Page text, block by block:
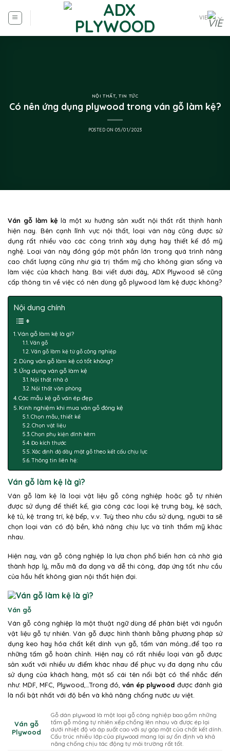
VIE
NỘI THẤT,TIN TỨC
Có nên ứng dụng plywood trong ván gỗ làm kệ?
POSTED ON 05/01/2023
Ván gỗ làm kệ là một xu hướng sản xuất nội thất rất thịnh hành
hiện nay. Bên cạnh lĩnh vực nội thất, loại ván này cũng được sử
dụng rất nhiều vào các công trình xây dựng hay thiết kế đồ mỹ
nghệ. Loại ván này đóng góp một phần lớn trong quá trình nâng
cao chất lượng cũng như giá trị thẩm mỹ cho không gian sống và
làm việc của khách hàng. Bài viết dưới đây, ADX Plywood sẽ cũng
cấp thông tin về việc có nên dùng gỗ plywood làm kệ được không?
Nội dung chính
Ván gỗ làm kệ là gì?
Ván gỗ
Ván gỗ làm kệ từ gỗ công nghiệp
Dùng ván gỗ làm kệ có tốt không?
Ứng dụng ván gỗ làm kệ
Nội thất nhà ở
Nội thất văn phòng
Các mẫu kệ gỗ ván ép đẹp
Kinh nghiệm khi mua ván gỗ đóng kệ
Chọn mẫu, thiết kế
Chọn vật liệu
Chọn phụ kiện đính kèm
Đo kích thước
Xác định độ dày mặt gỗ theo kết cấu chịu lực
Thông tin liên hệ:
Ván gỗ làm kệ là gì?
Ván gỗ làm kệ là loại vật liệu gỗ công nghiệp hoặc gỗ tự nhiên
được sử dụng để thiết kế, gia công các loại kệ trưng bày, kệ sách,
kệ tủ, kệ trang trí, kệ bếp, v.v. Tuỳ theo nhu cầu sử dụng, người ta sẽ
chọn loại ván có độ bền, khả năng chịu lực và tính thẩm mỹ khác
nhau.
Hiện nay, ván gỗ công nghiệp là lựa chọn phổ biến hơn cả nhờ giá
thành hợp lý, mẫu mã đa dạng và dễ thi công, đáp ứng tốt nhu cầu
của hầu hết không gian nội thất hiện đại.
Ván gỗ
Ván gỗ công nghiệp là một thuật ngữ dùng để phân biệt với nguồn
vật liệu gỗ tự nhiên. Ván gỗ được hình thành bằng phương pháp sử
dụng keo hay hóa chất kết dính vụn gỗ, tấm ván mỏng…để tạo ra
những tấm gỗ hoàn chỉnh. Hiện nay có rất nhiều loại ván gỗ được
sản xuất với nhiều ưu điểm khác nhau để phục vụ đa dạng nhu cầu
sử dụng của khách hàng, một số cái tên nổi bật có thể nhắc đến
như: MDF, MFC, Plywood,…Trong đó, ván ép plywood được đánh giá
là nổi bật nhất với độ bền và khả năng chống nước ưu việt.
Ván gỗ
Plywood
Gỗ dán plywood là một loại gỗ công nghiệp bao gồm những
tấm gỗ mỏng tự nhiên xếp chồng lên nhau và được ép lại
dưới nhiệt độ và áp suất cao với sự góp mặt của chất kết dính.
Cấu trúc nhiều lớp của plywood mang lại sự ổn định và khả
năng chống chịu tác động tự môi trường rất tốt.